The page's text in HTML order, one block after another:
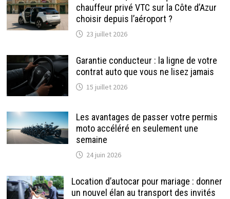
chauffeur privé VTC sur la Côte d’Azur
choisir depuis l’aéroport ?
23 juillet 2026
Garantie conducteur : la ligne de votre
contrat auto que vous ne lisez jamais
15 juillet 2026
Les avantages de passer votre permis
moto accéléré en seulement une
semaine
24 juin 2026
Location d’autocar pour mariage : donner
un nouvel élan au transport des invités